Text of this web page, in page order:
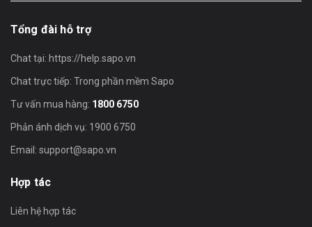
Tổng đài hỗ trợ
Chat tại: https://help.sapo.vn
Chat trực tiếp: Trong phần mềm Sapo
Tư vấn mua hàng: 1800 6750
Phản ánh dịch vụ: 1900 6750
Email: support@sapo.vn
Hợp tác
Liên hệ hợp tác